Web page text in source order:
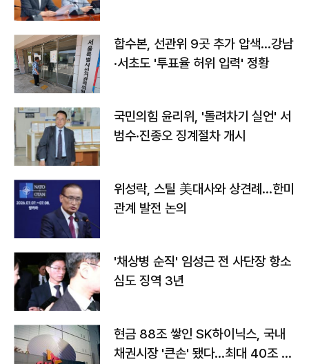
합수본, 선관위 9곳 추가 압색…강남
·서초도 '투표율 허위 입력' 정황
국민의힘 윤리위, '돌려차기 실언' 서
범수·진종오 징계절차 개시
위성락, 스틸 美대사와 상견례…한미
관계 발전 논의
'채상병 순직' 임성근 전 사단장 항소
심도 징역 3년
현금 88조 쌓인 SK하이닉스, 국내
채권시장 '큰손' 됐다…최대 40조 투